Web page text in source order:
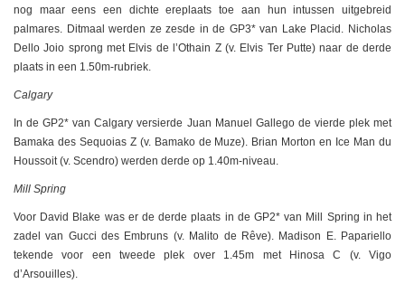
nog maar eens een dichte ereplaats toe aan hun intussen uitgebreid
palmares. Ditmaal werden ze zesde in de GP3* van Lake Placid. Nicholas
Dello Joio sprong met Elvis de l’Othain Z (v. Elvis Ter Putte) naar de derde
plaats in een 1.50m-rubriek.
Calgary
In de GP2* van Calgary versierde Juan Manuel Gallego de vierde plek met
Bamaka des Sequoias Z (v. Bamako de Muze). Brian Morton en Ice Man du
Houssoit (v. Scendro) werden derde op 1.40m-niveau.
Mill Spring
Voor David Blake was er de derde plaats in de GP2* van Mill Spring in het
zadel van Gucci des Embruns (v. Malito de Rêve). Madison E. Papariello
tekende voor een tweede plek over 1.45m met Hinosa C (v. Vigo
d’Arsouilles).